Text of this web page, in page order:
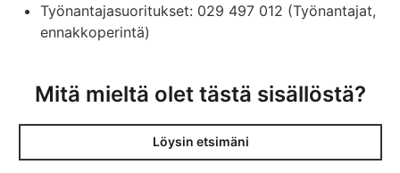
Työnantajasuoritukset: 029 497 012 (Työnantajat,
ennakkoperintä)
Mitä mieltä olet tästä sisällöstä?
Löysin etsimäni